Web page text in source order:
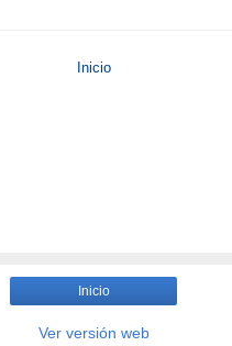
Inicio
Inicio
Ver versión web